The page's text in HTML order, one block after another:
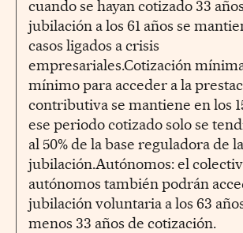
cuando se hayan cotizado 33
jubilación a los 61 años se
casos ligados a crisis
empresariales.Cotización
mínimo para acceder a la
contributiva se mantiene en los
ese periodo cotizado solo se
al 50% de la base reguladora de
jubilación.Autónomos: el
autónomos también podrán
jubilación voluntaria a los 63
menos 33 años de cotización.